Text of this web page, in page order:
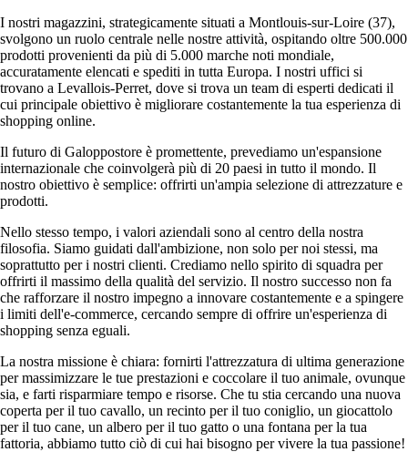
I nostri magazzini, strategicamente situati a Montlouis-sur-Loire (37),
svolgono un ruolo centrale nelle nostre attività, ospitando oltre 500.000
prodotti provenienti da più di 5.000 marche noti mondiale,
accuratamente elencati e spediti in tutta Europa. I nostri uffici si
trovano a Levallois-Perret, dove si trova un team di esperti dedicati il
cui principale obiettivo è migliorare costantemente la tua esperienza di
shopping online.
Il futuro di Galoppostore è promettente, prevediamo un'espansione
internazionale che coinvolgerà più di 20 paesi in tutto il mondo. Il
nostro obiettivo è semplice: offrirti un'ampia selezione di attrezzature e
prodotti.
Nello stesso tempo, i valori aziendali sono al centro della nostra
filosofia. Siamo guidati dall'ambizione, non solo per noi stessi, ma
soprattutto per i nostri clienti. Crediamo nello spirito di squadra per
offrirti il massimo della qualità del servizio. Il nostro successo non fa
che rafforzare il nostro impegno a innovare costantemente e a spingere
i limiti dell'e-commerce, cercando sempre di offrire un'esperienza di
shopping senza eguali.
La nostra missione è chiara: fornirti l'attrezzatura di ultima generazione
per massimizzare le tue prestazioni e coccolare il tuo animale, ovunque
sia, e farti risparmiare tempo e risorse. Che tu stia cercando una nuova
coperta per il tuo cavallo, un recinto per il tuo coniglio, un giocattolo
per il tuo cane, un albero per il tuo gatto o una fontana per la tua
fattoria, abbiamo tutto ciò di cui hai bisogno per vivere la tua passione!